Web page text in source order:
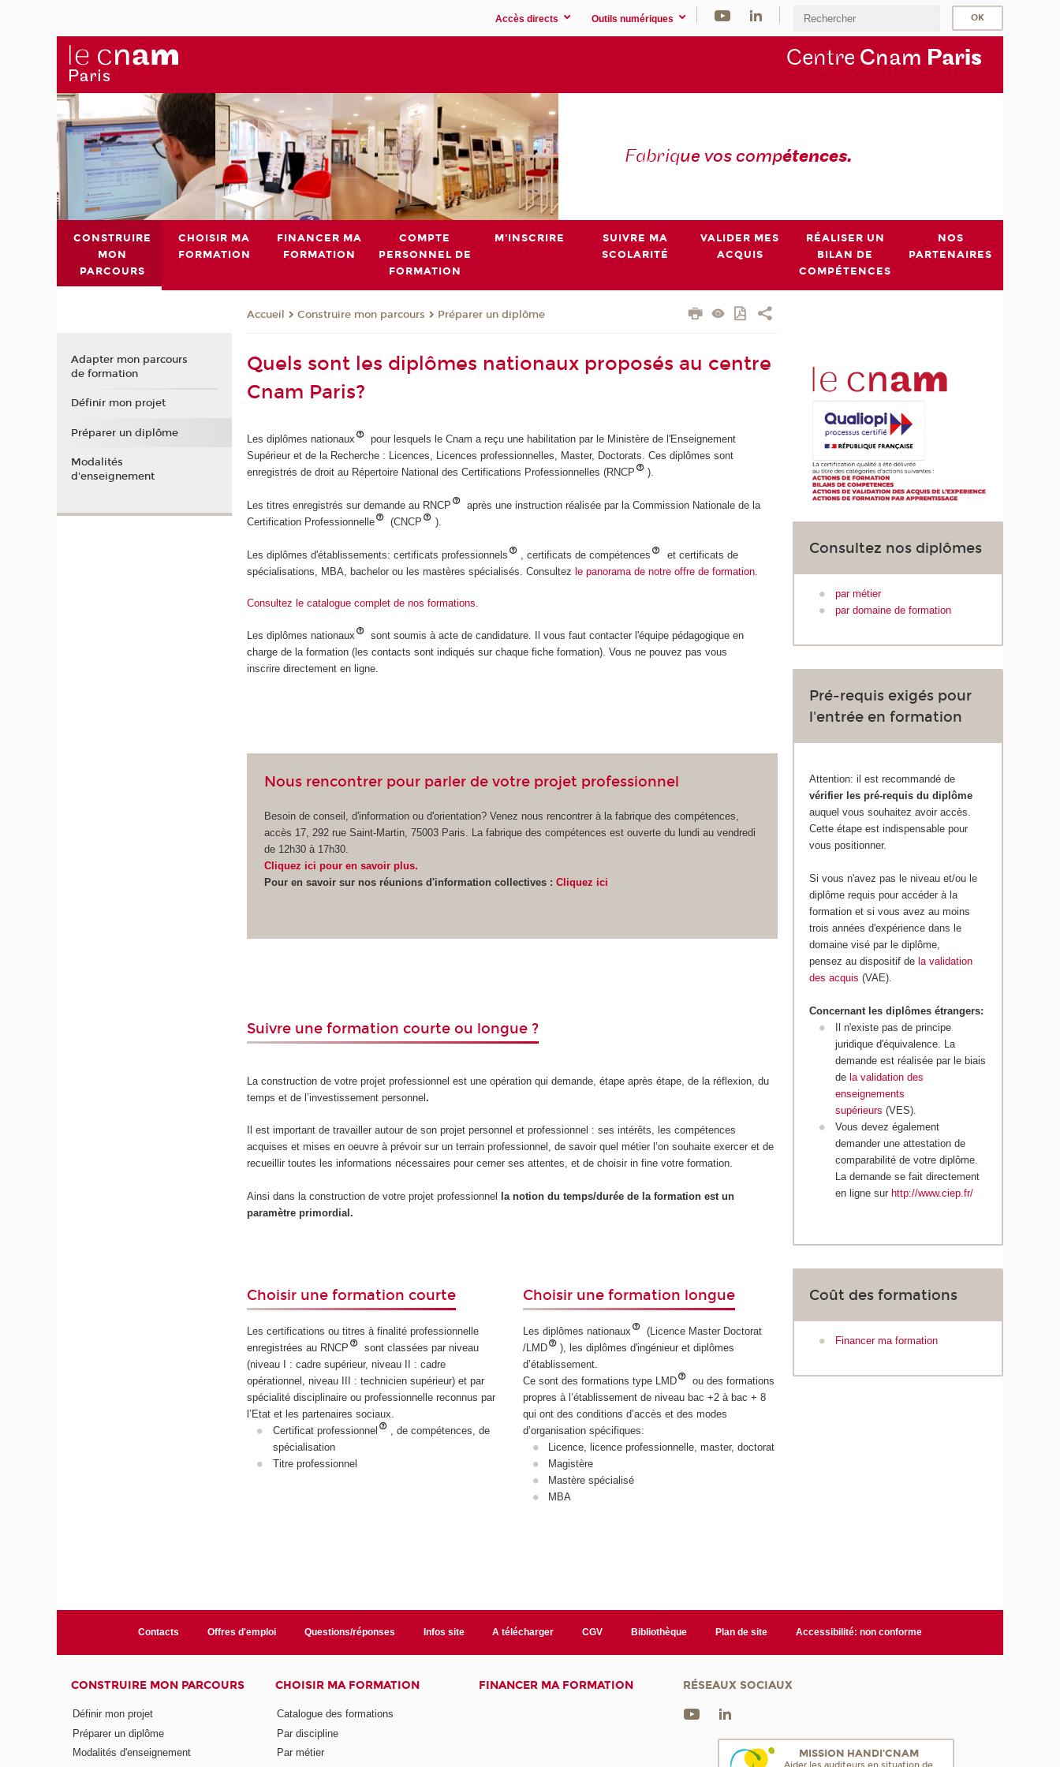
Accès directs Outils numériques
Centre Cnam Paris
Fabrique vos compétences.
CONSTRUIRE
MON
PARCOURS
CHOISIR MA
FORMATION
FINANCER MA
FORMATION
COMPTE
PERSONNEL DE
FORMATION
M'INSCRIRE
SUIVRE MA
SCOLARITÉ
VALIDER MES
ACQUIS
RÉALISER UN
BILAN DE
COMPÉTENCES
NOS
PARTENAIRES
Accueil Construire mon parcours Préparer un diplôme
Quels sont les diplômes nationaux proposés au centre
Cnam Paris?
Les diplômes nationaux
pour lesquels le Cnam a reçu une habilitation par le Ministère de l'Enseignement
Supérieur et de la Recherche : Licences, Licences professionnelles, Master, Doctorats. Ces diplômes sont
enregistrés de droit au Répertoire National des Certifications Professionnelles (RNCP
).
Les titres enregistrés sur demande au RNCP
après une instruction réalisée par la Commission Nationale de la
Certification Professionnelle
(CNCP ).
Les diplômes d'établissements: certificats professionnels , certificats de compétences
et certificats de
spécialisations, MBA, bachelor ou les mastères spécialisés. Consultez le panorama de notre offre de formation.
Consultez le catalogue complet de nos formations.
Les diplômes nationaux
sont soumis à acte de candidature. Il vous faut contacter l'équipe pédagogique en
charge de la formation (les contacts sont indiqués sur chaque fiche formation). Vous ne pouvez pas vous
inscrire directement en ligne.
Nous rencontrer pour parler de votre projet professionnel
Besoin de conseil, d'information ou d'orientation? Venez nous rencontrer à la fabrique des compétences,
accès 17, 292 rue Saint-Martin, 75003 Paris. La fabrique des compétences est ouverte du lundi au vendredi
de 12h30 à 17h30.
Cliquez ici pour en savoir plus.
Pour en savoir sur nos réunions d'information collectives :Cliquez ici
Suivre une formation courte ou longue ?
La construction de votre projet professionnel est une opération qui demande, étape après étape, de la réflexion, du
temps et de l’investissement personnel.
Il est important de travailler autour de son projet personnel et professionnel : ses intérêts, les compétences
acquises et mises en oeuvre à prévoir sur un terrain professionnel, de savoir quel métier l’on souhaite exercer et de
recueillir toutes les informations nécessaires pour cerner ses attentes, et de choisir in fine votre formation.
Ainsi dans la construction de votre projet professionnel la notion du temps/durée de la formation est un
paramètre primordial.
Choisir une formation courte
Les certifications ou titres à finalité professionnelle
enregistrées au RNCP
sont classées par niveau
(niveau I : cadre supérieur, niveau II : cadre
opérationnel, niveau III : technicien supérieur) et par
spécialité disciplinaire ou professionnelle reconnus par
l’Etat et les partenaires sociaux.
Certificat professionnel
, de compétences, de
spécialisation
Titre professionnel
Choisir une formation longue
Les diplômes nationaux
(Licence Master Doctorat
/LMD
), les diplômes d'ingénieur et diplômes
d’établissement.
Ce sont des formations type LMD
ou des formations
propres à l’établissement de niveau bac +2 à bac + 8
qui ont des conditions d’accès et des modes
d’organisation spécifiques:
Licence, licence professionnelle, master, doctorat
Magistère
Mastère spécialisé
MBA
Consultez nos diplômes
par métier
par domaine de formation
Pré-requis exigés pour
l'entrée en formation
Attention: il est recommandé de
vérifier les pré-requis du diplôme
auquel vous souhaitez avoir accès.
Cette étape est indispensable pour
vous positionner.
Si vous n'avez pas le niveau et/ou le
diplôme requis pour accéder à la
formation et si vous avez au moins
trois années d'expérience dans le
domaine visé par le diplôme,
pensez au dispositif de la validation
des acquis (VAE).
Concernant les diplômes étrangers:
Il n'existe pas de principe
juridique d'équivalence. La
demande est réalisée par le biais
de la validation des
enseignements
supérieurs (VES).
Vous devez également
demander une attestation de
comparabilité de votre diplôme.
La demande se fait directement
en ligne sur http://www.ciep.fr/
Coût des formations
Financer ma formation
Adapter mon parcours
de formation
Définir mon projet
Préparer un diplôme
Modalités
d'enseignement
Contacts Offres d'emploi Questions/réponses Infos site A télécharger CGV Bibliothèque Plan de site Accessibilité: non conforme
CONSTRUIRE MON PARCOURS
Définir mon projet
Préparer un diplôme
Modalités d'enseignement
CHOISIR MA FORMATION
Catalogue des formations
Par discipline
Par métier
FINANCER MA FORMATION RÉSEAUX SOCIAUX
MISSION HANDI'CNAM
Aider les auditeurs en situation de